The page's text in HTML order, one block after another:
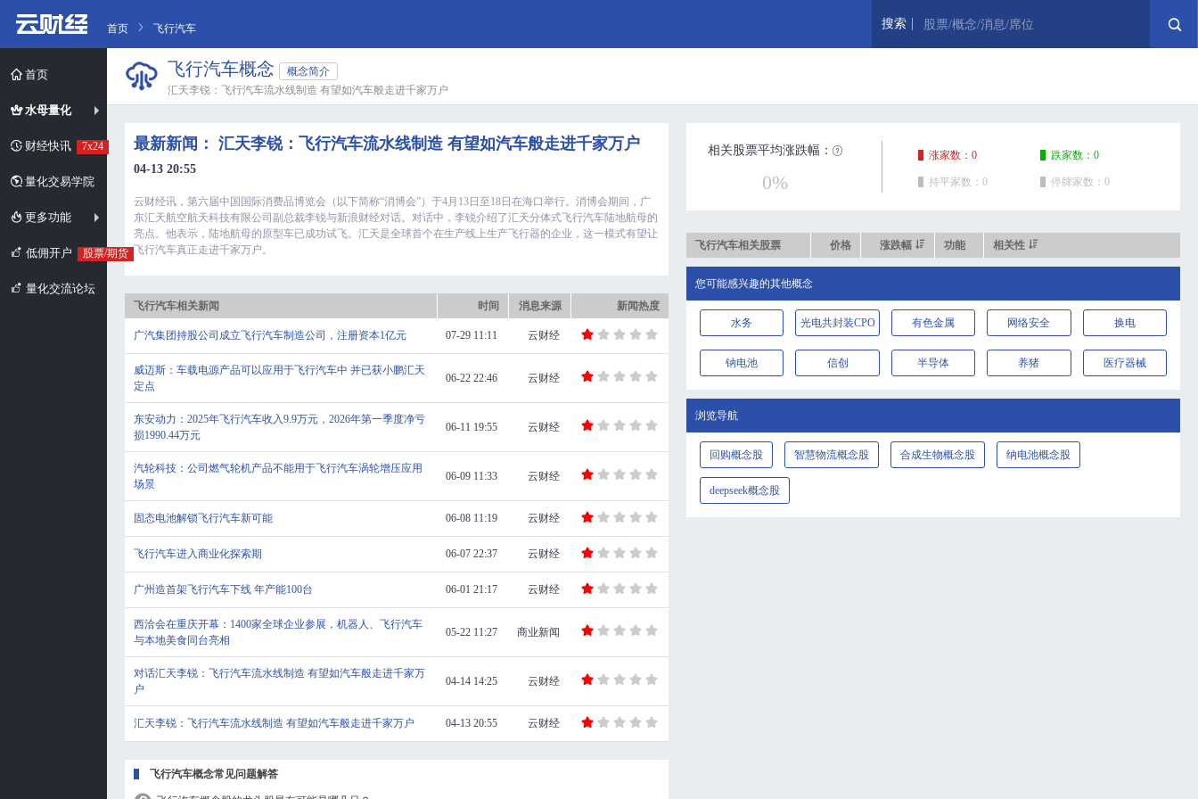
首页
水母量化
财经快讯 7x24
量化交易学院
更多功能
低佣开户 股票/期货
量化交流论坛
首页 飞行汽车 搜索 股票/概念/消息/席位
飞行汽车概念
概念简介
汇天李锐：飞行汽车流水线制造 有望如汽车般走进千家万户
最新新闻： 汇天李锐：飞行汽车流水线制造 有望如汽车般走进千家万户
04-13 20:55
云财经讯，第六届中国国际消费品博览会（以下简称“消博会”）于4月13日至18日在海口举行。消博会期间，广
东汇天航空航天科技有限公司副总裁李锐与新浪财经对话。对话中，李锐介绍了汇天分体式飞行汽车陆地航母的
亮点。他表示，陆地航母的原型车已成功试飞。汇天是全球首个在生产线上生产飞行器的企业，这一模式有望让
飞行汽车真正走进千家万户。
飞行汽车相关新闻 时间 消息来源 新闻热度
广汽集团持股公司成立飞行汽车制造公司，注册资本1亿元 07-29 11:11 云财经
威迈斯：车载电源产品可以应用于飞行汽车中 并已获小鹏汇天
定点
06-22 22:46 云财经
东安动力：2025年飞行汽车收入9.9万元，2026年第一季度净亏
损1990.44万元
06-11 19:55 云财经
汽轮科技：公司燃气轮机产品不能用于飞行汽车涡轮增压应用
场景
06-09 11:33 云财经
固态电池解锁飞行汽车新可能 06-08 11:19 云财经
飞行汽车进入商业化探索期 06-07 22:37 云财经
广州造首架飞行汽车下线 年产能100台 06-01 21:17 云财经
西洽会在重庆开幕：1400家全球企业参展，机器人、飞行汽车
与本地美食同台亮相
05-22 11:27 商业新闻
对话汇天李锐：飞行汽车流水线制造 有望如汽车般走进千家万
户
04-14 14:25 云财经
汇天李锐：飞行汽车流水线制造 有望如汽车般走进千家万户 04-13 20:55 云财经
飞行汽车概念常见问题解答
相关股票平均涨跌幅：
0%
涨家数：0
持平家数：0
跌家数：0
停牌家数：0
飞行汽车相关股票 价格 涨跌幅 功能 相关性
您可能感兴趣的其他概念
水务 光电共封装CPO 有色金属 网络安全 换电
钠电池 信创 半导体 养猪 医疗器械
浏览导航
回购概念股 智慧物流概念股 合成生物概念股 纳电池概念股
deepseek概念股